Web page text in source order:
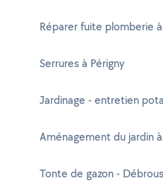
Réparer fuite plomberie
Serrures à Périgny
Jardinage - entretien
Aménagement du jardin
Tonte de gazon -